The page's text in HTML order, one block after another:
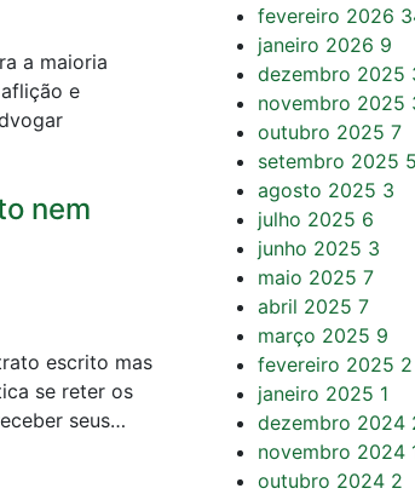
a maioria
e
nem
escrito mas
se reter os
seus…
fevereiro 2026
janeiro 2026 9
dezembro 2025
novembro 2025
outubro 2025 7
setembro 2025 5
agosto 2025 3
julho 2025 6
junho 2025 3
maio 2025 7
abril 2025 7
março 2025 9
fevereiro 2025 2
janeiro 2025 1
dezembro 2024
novembro 2024
outubro 2024 2